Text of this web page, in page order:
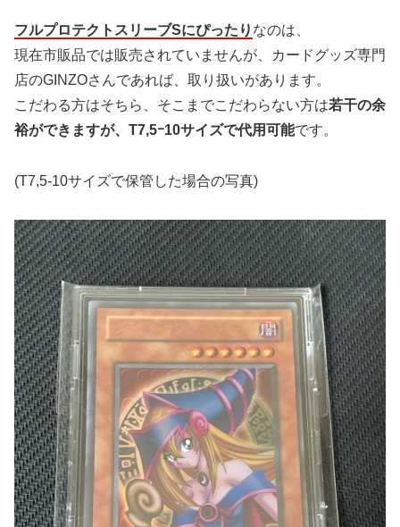
フルプロテクトスリーブSにぴったり なのは、
現在市販品では販売されていませんが、カードグッズ専門
店のGINZOさんであれば、取り扱いがあります。
こだわる方はそちら、そこまでこだわらない方は若干の余
裕ができますが、T7,5ｰ10サイズで代用可能です。
(T7,5-10サイズで保管した場合の写真)